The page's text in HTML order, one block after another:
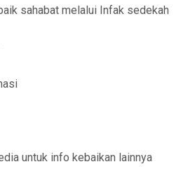
sahabat melalui Infak sedekah
untuk info kebaikan lainnya